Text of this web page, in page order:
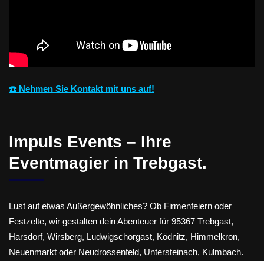
☎️ Nehmen Sie Kontakt mit uns auf!
Impuls Events – Ihre
Eventmagier in Trebgast.
Lust auf etwas Außergewöhnliches? Ob Firmenfeiern oder
Festzelte, wir gestalten dein Abenteuer für 95367 Trebgast,
Harsdorf, Wirsberg, Ludwigschorgast, Ködnitz, Himmelkron,
Neuenmarkt oder Neudrossenfeld, Untersteinach, Kulmbach.